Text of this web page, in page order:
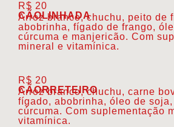
R$ 20
CÃOLINHADA
Arroz branco, chuchu, peito de
abobrinha, fígado de frango,
cúrcuma e manjericão. Com
mineral e vitamínica.
R$ 20
CÃORRETEIRO
Arroz branco, chuchu, carne
fígado, abobrinha, óleo de
cúrcuma. Com suplementação
vitamínica.